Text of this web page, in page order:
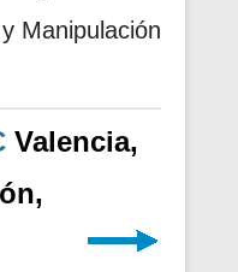
Manipulación
Valencia,